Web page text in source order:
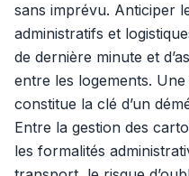
sans imprévu. Anticiper
administratifs et
de dernière minute et
entre les logements. Une
constitue la clé d’un
Entre la gestion des
les formalités